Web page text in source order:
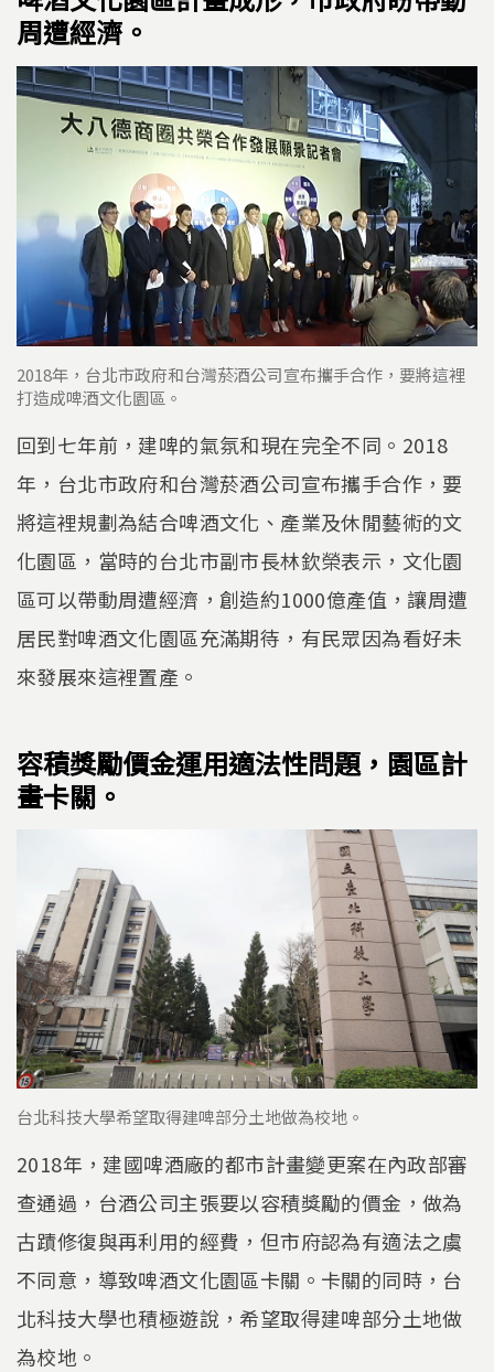
周遭經濟。
2018年，台北市政府和台灣菸酒公司宣布攜手合作，要將這裡
打造成啤酒文化園區。
回到七年前，建啤的氣氛和現在完全不同。2018
年，台北市政府和台灣菸酒公司宣布攜手合作，要
將這裡規劃為結合啤酒文化、產業及休閒藝術的文
化園區，當時的台北市副市長林欽榮表示，文化園
區可以帶動周遭經濟，創造約1000億產值，讓周遭
居民對啤酒文化園區充滿期待，有民眾因為看好未
來發展來這裡置產。
容積獎勵價金運用適法性問題，園區計
畫卡關。
台北科技大學希望取得建啤部分土地做為校地。
2018年，建國啤酒廠的都市計畫變更案在內政部審
查通過，台酒公司主張要以容積獎勵的價金，做為
古蹟修復與再利用的經費，但市府認為有適法之虞
不同意，導致啤酒文化園區卡關。卡關的同時，台
北科技大學也積極遊說，希望取得建啤部分土地做
為校地。